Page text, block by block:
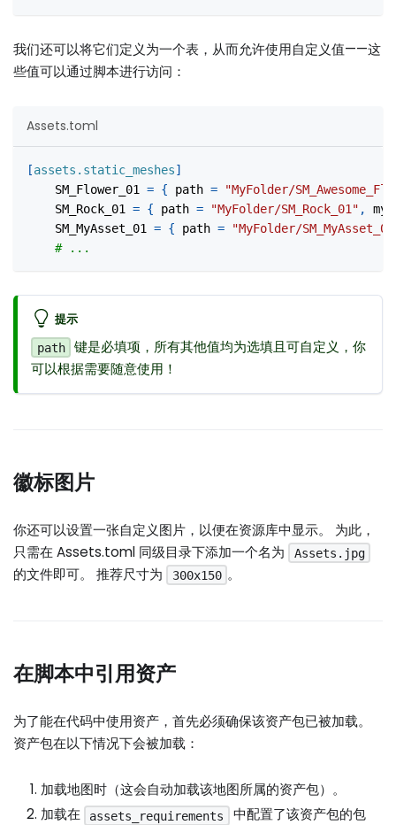
我们还可以将它们定义为一个表，从而允许使用自定义值——这
些值可以通过脚本进行访问：
Assets.toml
[assets.static_meshes]
SM_Flower_01
= { path =
"MyFolder/
SM_Rock_01
= { path = "MyFolder/SM_Rock_01" ,
SM_MyAsset_01
= { path =
"MyFolder/
# ...
提示
path
键是必填项，所有其他值均为选填且可自定义，你
可以根据需要随意使用！
徽标图片
你还可以设置一张自定义图片，以便在资源库中显示。 为此，
只需在 Assets.toml 同级目录下添加一个名为
Assets.jpg
的文件即可。 推荐尺寸为 300x150 。
在脚本中引用资产
为了能在代码中使用资产，首先必须确保该资产包已被加载。
资产包在以下情况下会被加载：
加载地图时（这会自动加载该地图所属的资产包）。
加载在
assets_requirements
中配置了该资产包的包